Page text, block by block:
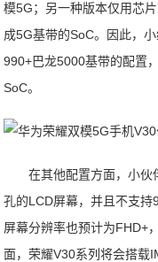
模5G；另一种版本仅用芯
成5G基带的SoC。因此，
990+巴龙5000基带的配置
SoC。
在其他配置方面，小
孔的LCD屏幕，并且不支持
屏幕分辨率也预计为FHD+
面，荣耀V30系列将会搭载